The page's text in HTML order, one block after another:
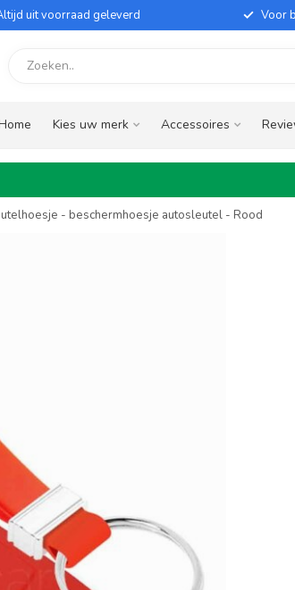
uit voorraad geleverd Voor
Kies uw merk Accessoires
- beschermhoesje autosleutel - Rood